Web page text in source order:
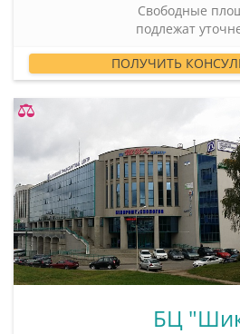
Свободные
подлежат
ПОЛУЧИТЬ
БЦ